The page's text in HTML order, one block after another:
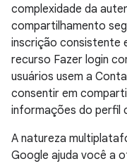
complexidade da
compartilhamento
inscrição consistente
recurso Fazer login
usuários usem a
consentir em
informações do perfil
A natureza
Google ajuda você a